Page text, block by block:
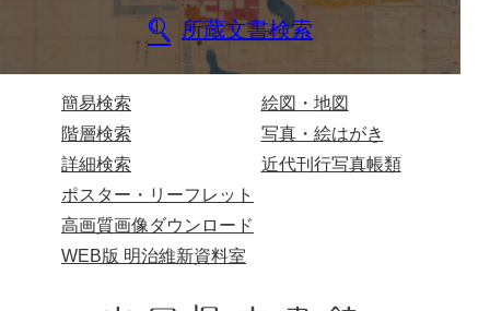
所蔵文書検索
簡易検索
階層検索
詳細検索
絵図・地図
写真・絵はがき
近代刊行写真帳類
ポスター・リーフレット
高画質画像ダウンロード
WEB版 明治維新資料室